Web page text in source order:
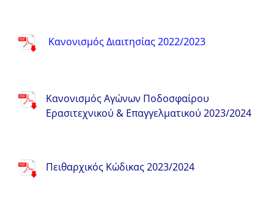
Κανονισμός Διαιτησίας 2022/2023
Κανονισμός Αγώνων Ποδοσφαίρου
Ερασιτεχνικού & Επαγγελματικού 2023/2024
Πειθαρχικός Κώδικας 2023/2024